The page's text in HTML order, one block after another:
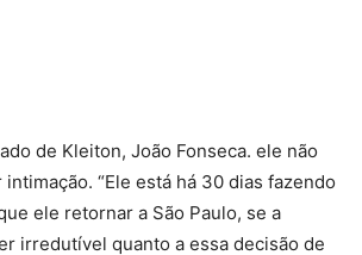
de Kleiton, João Fonseca. ele não
“Ele está há 30 dias fazendo
ele retornar a São Paulo, se a
irredutível quanto a essa decisão de